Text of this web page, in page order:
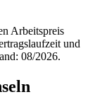
Arbeitspreis
und
08/2026.